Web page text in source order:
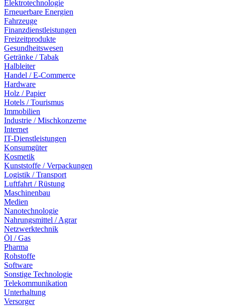
Elektrotechnologie
Erneuerbare Energien
Fahrzeuge
Finanzdienstleistungen
Freizeitprodukte
Gesundheitswesen
Getränke / Tabak
Halbleiter
Handel / E-Commerce
Hardware
Holz / Papier
Hotels / Tourismus
Immobilien
Industrie / Mischkonzerne
Internet
IT-Dienstleistungen
Konsumgüter
Kosmetik
Kunststoffe / Verpackungen
Logistik / Transport
Luftfahrt / Rüstung
Maschinenbau
Medien
Nanotechnologie
Nahrungsmittel / Agrar
Netzwerktechnik
Öl / Gas
Pharma
Rohstoffe
Software
Sonstige Technologie
Telekommunikation
Unterhaltung
Versorger